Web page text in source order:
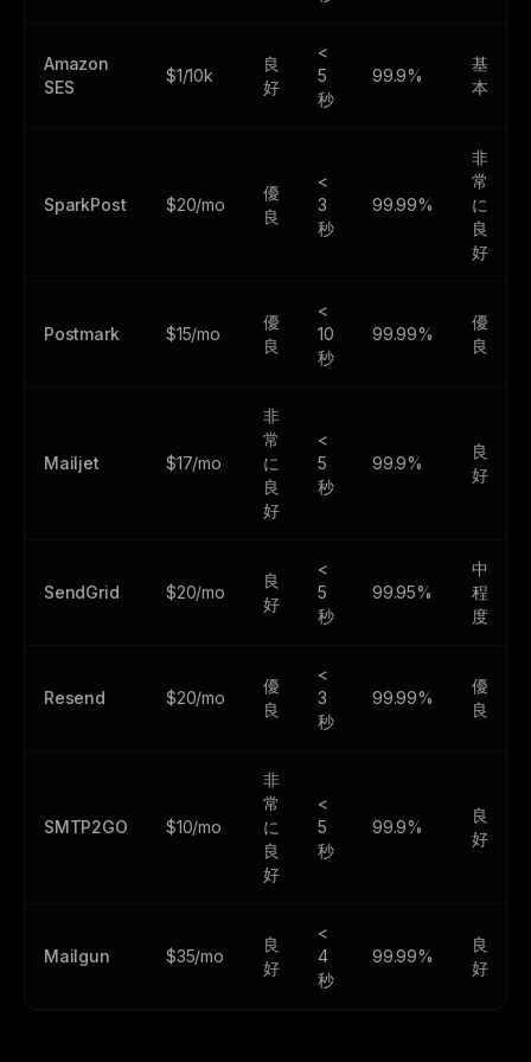
Amazon
SES
$1/10k
良
好
<
5
秒
99.9%
基
本
SparkPost $20/mo
優
良
<
3
秒
99.99%
非
常
に
良
好
Postmark $15/mo
優
良
<
10
秒
99.99%
優
良
Mailjet $17/mo
非
常
に
良
好
<
5
秒
99.9%
良
好
SendGrid $20/mo
良
好
<
5
秒
99.95%
中
程
度
Resend $20/mo
優
良
<
3
秒
99.99%
優
良
SMTP2GO $10/mo
非
常
に
良
好
<
5
秒
99.9%
良
好
Mailgun $35/mo
良
好
<
4
秒
99.99%
良
好